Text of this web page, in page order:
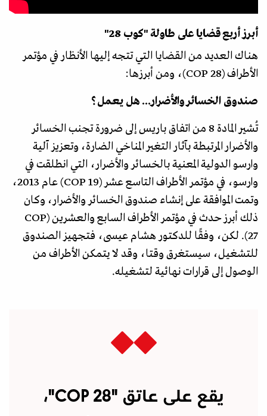
أبرز أربع قضايا على طاولة "كوب 28"
هناك العديد من القضايا التي تتجه إليها الأنظار في مؤتمر
الأطراف (COP 28)، ومن أبرزها:
صندوق الخسائر والأضرار... هل يعمل؟
تُشير المادة 8 من اتفاق باريس إلى ضرورة تجنب الخسائر
والأضرار المرتبطة بآثار التغير المناخي الضارة، وتعزيز آلية
وارسو الدولية المعنية بالخسائر والأضرار، التي انطلقت في
وارسو، في مؤتمر الأطراف التاسع عشر (COP 19) عام 2013،
وتمت الموافقة على إنشاء صندوق الخسائر والأضرار، وكان
ذلك أبرز حدث في مؤتمر الأطراف السابع والعشرين (COP
27). لكن، وفقًا للدكتور هشام عيسى، فتجهيز الصندوق
للتشغيل، سيستغرق وقتا، وقد لا يتمكن الأطراف من
الوصول إلى قرارات نهائية لتشغيله.
يقع على عاتق "COP 28"،